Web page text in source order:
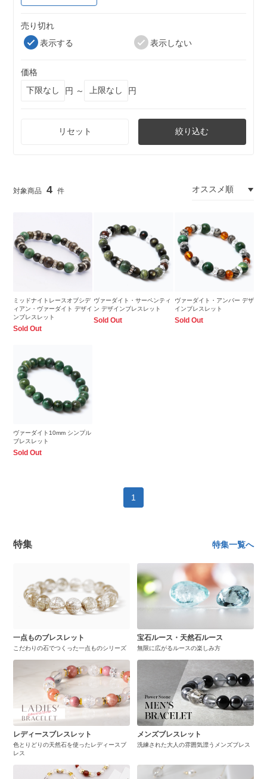
売り切れ
表示する
表示しない
価格
円 ～
円
リセット 絞り込む
4
ミッドナイトレースオブシデ
ィアン・ヴァーダイト デザイ
ンブレスレット
Sold Out
ヴァーダイト・サーペンティ
ン デザインブレスレット
Sold Out
ヴァーダイト・アンバー デザ
インブレスレット
Sold Out
ヴァーダイト10mm シンプル
ブレスレット
Sold Out
1
特集 特集一覧へ
一点ものブレスレット
こだわりの石でつくった一点ものシリーズ
宝石ルース・天然石ルース
無限に広がるルースの楽しみ方
レディースブレスレット
色とりどりの天然石を使ったレディースブ
レス
メンズブレスレット
洗練された大人の雰囲気漂うメンズブレス